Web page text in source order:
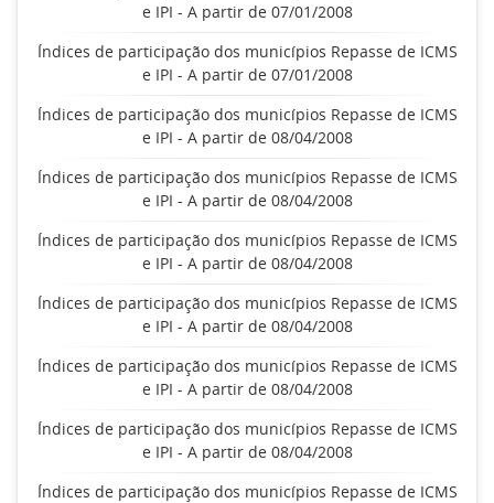
e IPI - A partir de 07/01/2008
Índices de participação dos municípios Repasse de ICMS
e IPI - A partir de 07/01/2008
Índices de participação dos municípios Repasse de ICMS
e IPI - A partir de 08/04/2008
Índices de participação dos municípios Repasse de ICMS
e IPI - A partir de 08/04/2008
Índices de participação dos municípios Repasse de ICMS
e IPI - A partir de 08/04/2008
Índices de participação dos municípios Repasse de ICMS
e IPI - A partir de 08/04/2008
Índices de participação dos municípios Repasse de ICMS
e IPI - A partir de 08/04/2008
Índices de participação dos municípios Repasse de ICMS
e IPI - A partir de 08/04/2008
Índices de participação dos municípios Repasse de ICMS